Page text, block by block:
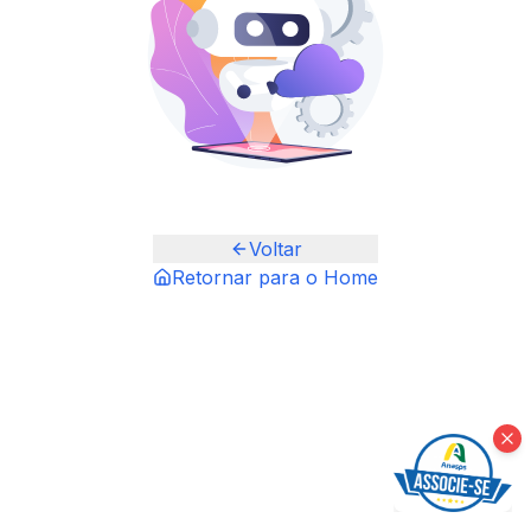
Voltar
Retornar para o Home